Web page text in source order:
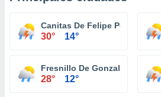
Canitas De Felipe Pescador
30° 14°
Fresnillo De Gonzalez
28° 12°